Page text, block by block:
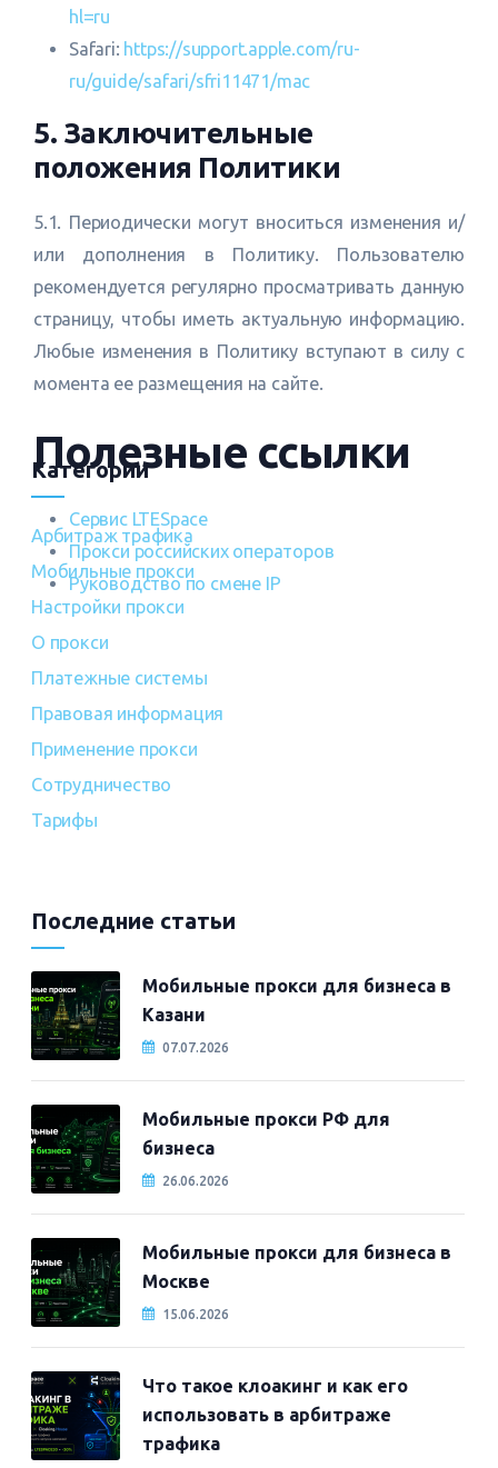
hl=ru
Safari: https://support.apple.com/ru-
ru/guide/safari/sfri11471/mac
5. Заключительные
положения Политики
5.1. Периодически могут вноситься изменения и/
или дополнения в Политику. Пользователю
рекомендуется регулярно просматривать данную
страницу, чтобы иметь актуальную информацию.
Любые изменения в Политику вступают в силу с
момента ее размещения на сайте.
Полезные ссылки
Сервис LTESpace
Прокси российских операторов
Руководство по смене IP
Категории
Арбитраж трафика
Мобильные прокси
Настройки прокси
О прокси
Платежные системы
Правовая информация
Применение прокси
Сотрудничество
Тарифы
Последние статьи
Мобильные прокси для бизнеса в
Казани
07.07.2026
Мобильные прокси РФ для
бизнеса
26.06.2026
Мобильные прокси для бизнеса в
Москве
15.06.2026
Что такое клоакинг и как его
использовать в арбитраже
трафика